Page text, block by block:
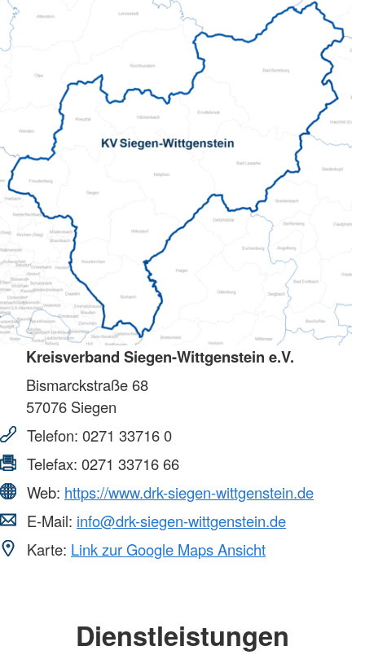
Kreisverband Siegen-Wittgenstein e.V.
Bismarckstraße 68
57076 Siegen
Telefon: 0271 33716 0
Telefax: 0271 33716 66
Web: https://www.drk-siegen-wittgenstein.de
E-Mail: info@drk-siegen-wittgenstein.de
Karte: Link zur Google Maps Ansicht
Dienstleistungen